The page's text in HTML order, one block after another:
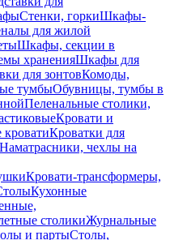
Стенки, горкиШкафы-
для жилой
Шкафы, секции в
храненияШкафы для
для зонтовКомоды,
тумбыОбувницы, тумбы в
Пеленальные столики,
Кровати и
кроватиКроватки для
Наматрасники, чехлы на
Кровати-трансформеры,
Кухонные
столикиЖурнальные
и партыСтолы,